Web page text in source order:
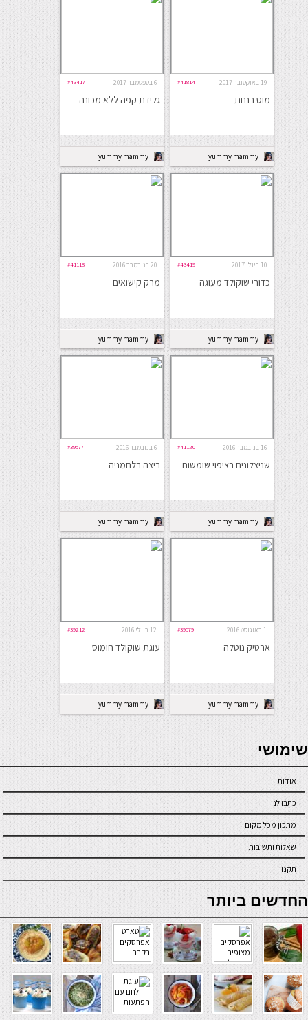
19 באוקטובר 2017 #41814
מוס בננות
yummy mammy
6 בספטמבר 2017 #43417
גלידת קפה ללא מכונה
yummy mammy
10 ביולי 2017 #43419
כדורי שוקולד מעוגה
yummy mammy
20 בנובמבר 2016 #41118
מרק קישואים
yummy mammy
16 בנובמבר 2016 #41120
שניצלונים בציפוי שומשום
yummy mammy
6 בנובמבר 2016 #39577
ביצה בלחמניה
yummy mammy
1 באוגוסט 2016 #39579
ארטיק נוטלה
yummy mammy
12 ביולי 2016 #39212
עוגת שוקולד חומוס
yummy mammy
seriöse online casinos österreich
שימושי
אודות
כתבו לנו
מתכון מכל מקום
שאלות ותשובות
תקנון
online casino
החדשים ביותר